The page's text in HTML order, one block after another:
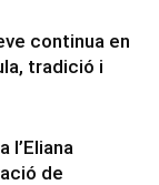
continua en
tradició i
l’Eliana
de